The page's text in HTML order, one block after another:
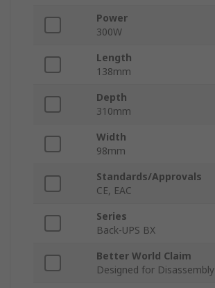
Power
300W
Length
138mm
Depth
310mm
Width
98mm
Standards/Approvals
CE, EAC
Series
Back-UPS BX
Better World Claim
Designed for Disassembly